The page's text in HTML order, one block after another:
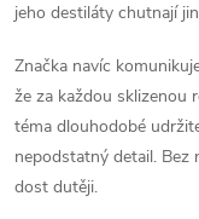
jeho destiláty chutnají
Značka navíc
že za každou sklizenou
téma dlouhodobé
nepodstatný detail. Bez
dost dutěji.